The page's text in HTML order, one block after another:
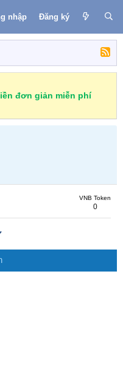
nhập Đăng ký
đơn giản miễn phí
VNB Token
0